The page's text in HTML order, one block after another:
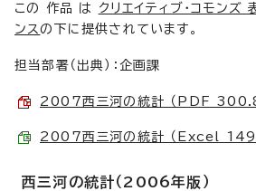
この 作品 は クリエイティブ・コモン
ンスの下に提供されています。
担当部署（出典）：企画課
2007西三河の統計 （PDF
2007西三河の統計 （Excel
西三河の統計（2006年版）